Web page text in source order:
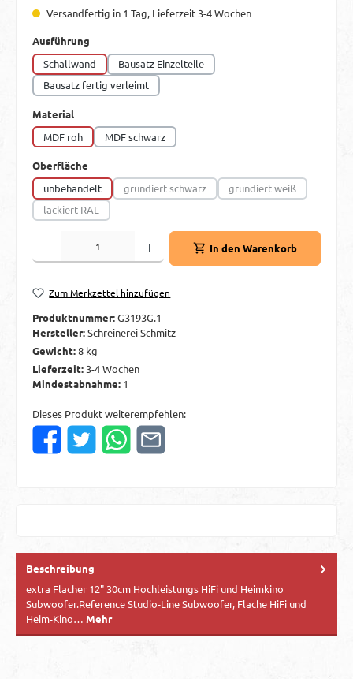
Versandfertig in 1 Tag, Lieferzeit 3-4 Wochen
Ausführung
Schallwand
Bausatz Einzelteile
Bausatz fertig verleimt
Material
MDF roh
MDF schwarz
Oberfläche
unbehandelt
grundiert schwarz
(Diese Option ist zurzeit nicht verfügbar.)
grundiert weiß
(Diese Option ist
lackiert RAL
(Diese Option ist zurzeit nicht verfügbar.)
Produkt Anzahl: Gib den gewünschten Wert ein oder benutze die Schaltflächen
In den Warenkorb
Zum Merkzettel hinzufügen
Produktnummer:G3193G.1
Hersteller:Schreinerei Schmitz
Gewicht:8 kg
Lieferzeit: 3-4 Wochen
Mindestabnahme: 1
Dieses Produkt weiterempfehlen:
Beschreibung
extra Flacher 12" 30cm Hochleistungs HiFi und Heimkino
Subwoofer.Reference Studio-Line Subwoofer, Flache HiFi und
Heim-Kino… Mehr